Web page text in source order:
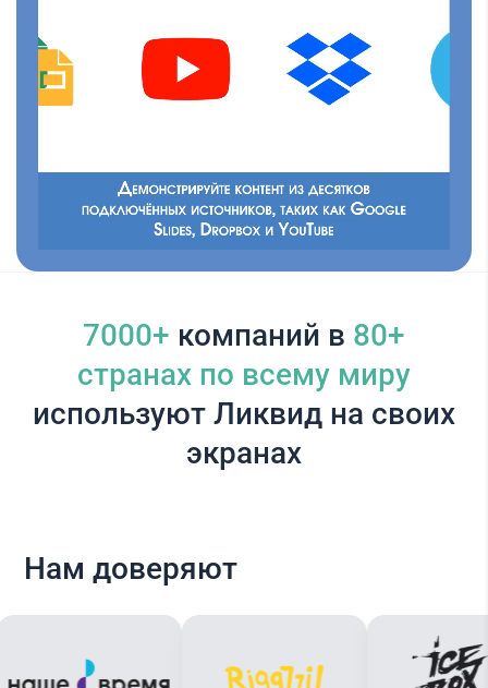
7000+ компаний в 80+
cтранах по всему миру
используют Ликвид на своих
экранах
Нам доверяют